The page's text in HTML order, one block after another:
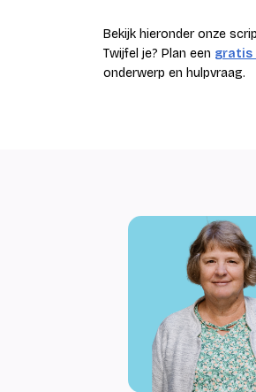
Bekijk hieronder onze
Twijfel je? Plan een gratis
onderwerp en hulpvraag.